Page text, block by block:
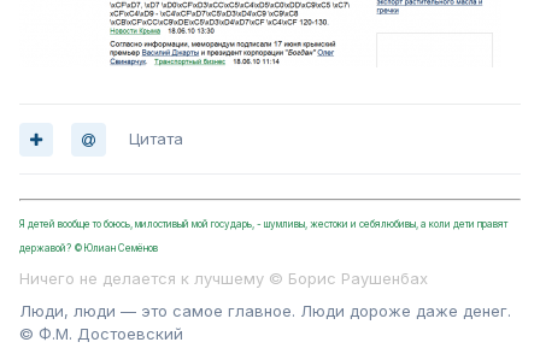
Цитата
Я детей вообще то боюсь, милостивый мой государь, - шумливы, жестоки и себялюбивы, а коли дети правят
державой? ©Юлиан Семёнов
Ничего не делается к лучшему © Борис Раушенбах
Люди, люди — это самое главное. Люди дороже даже денег.
© Ф.М. Достоевский